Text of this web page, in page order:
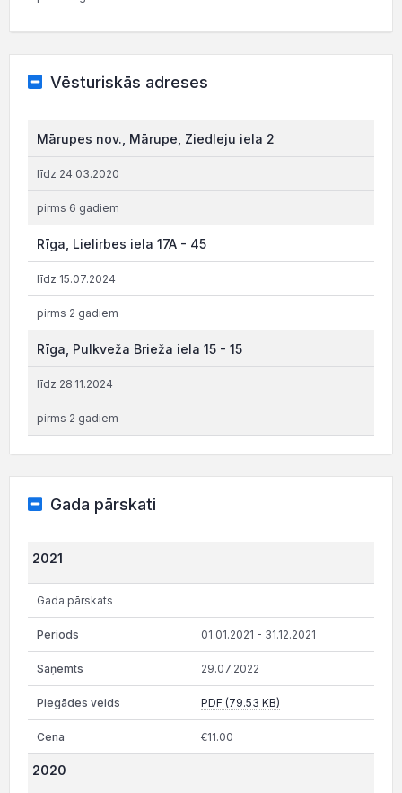
Vēsturiskās adreses
Mārupes nov., Mārupe, Ziedleju iela 2
līdz 24.03.2020
pirms 6 gadiem
Rīga, Lielirbes iela 17A - 45
līdz 15.07.2024
pirms 2 gadiem
Rīga, Pulkveža Brieža iela 15 - 15
līdz 28.11.2024
pirms 2 gadiem
Gada pārskati
2021
Gada pārskats
01.01.2021 - 31.12.2021
29.07.2022
PDF (79.53 KB)
€11.00
2020